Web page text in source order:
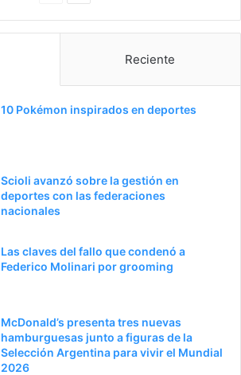
Reciente
10 Pokémon inspirados en deportes
Scioli avanzó sobre la gestión en
deportes con las federaciones
nacionales
Las claves del fallo que condenó a
Federico Molinari por grooming
McDonald’s presenta tres nuevas
hamburguesas junto a figuras de la
Selección Argentina para vivir el Mundial
2026